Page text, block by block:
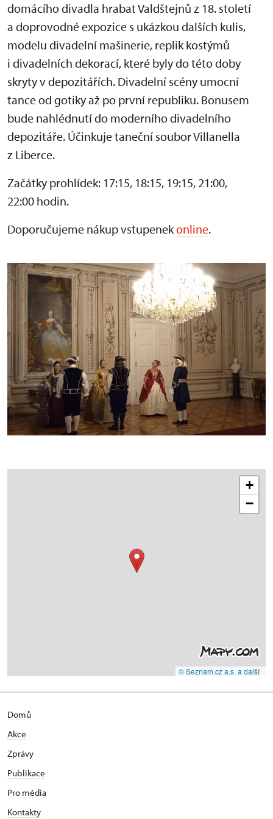
domácího divadla hrabat Valdštejnů z 18. století
a doprovodné expozice s ukázkou dalších kulis,
modelu divadelní mašinerie, replik kostýmů
i divadelních dekorací, které byly do této doby
skryty v depozitářích. Divadelní scény umocní
tance od gotiky až po první republiku. Bonusem
bude nahlédnutí do moderního divadelního
depozitáře. Účinkuje taneční soubor Villanella
z Liberce.
Začátky prohlídek: 17:15, 18:15, 19:15, 21:00,
22:00 hodin.
Doporučujeme nákup vstupenekonline.
+
−
© Seznam.cz a.s. a další
Domů
Akce
Zprávy
Publikace
Pro média
Kontakty